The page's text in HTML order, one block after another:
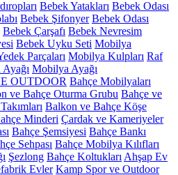
Bebek Yatakları Bebek Odası
Bebek Şifonyer Bebek Odası
Bebek Çarşafı Bebek Nevresim
Bebek Uyku Seti Mobilya
Parçaları Mobilya Kulpları Raf
Mobilya Ayağı
OUTDOOR Bahçe Mobilyaları
ve Bahçe Oturma Grubu Bahçe ve
Balkon ve Bahçe Köşe
Minderi Çardak ve Kameriyeler
Bahçe Şemsiyesi Bahçe Bankı
Sehpası Bahçe Mobilya Kılıfları
Şezlong Bahçe Koltukları Ahşap Ev
Evler Kamp Spor ve Outdoor